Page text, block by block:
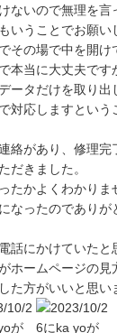
ないので無理を言
いうことでお願い
その場で中を開
本当に大丈夫です
ータだけを取り出
対応しますという
絡があり、修理完
だきました。
たかよくわかり
なったのでありが
話にかけていた
ホームページの
た方がいいと思い